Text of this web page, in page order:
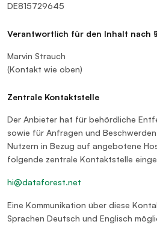
DE815729645
Verantwortlich für den Inhalt nach
Marvin Strauch
(Kontakt wie oben)
Zentrale Kontaktstelle
Der Anbieter hat für behördliche
sowie für Anfragen und
Nutzern in Bezug auf angebotene
folgende zentrale Kontaktstelle
hi@dataforest.net
Eine Kommunikation über diese
Sprachen Deutsch und Englisch